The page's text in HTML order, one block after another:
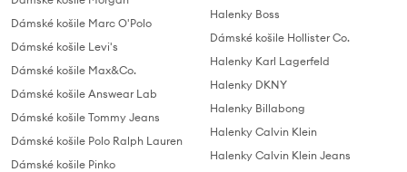
Dámské košile Marc O'Polo
Dámské košile Levi's
Dámské košile Max&Co.
Dámské košile Answear Lab
Dámské košile Tommy Jeans
Dámské košile Polo Ralph Lauren
Dámské košile Pinko
Halenky Boss
Dámské košile Hollister Co.
Halenky Karl Lagerfeld
Halenky DKNY
Halenky Billabong
Halenky Calvin Klein
Halenky Calvin Klein Jeans